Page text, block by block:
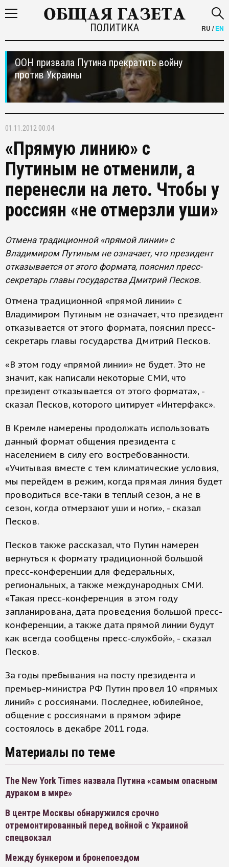
ПОЛИТИКА RU /EN
ООН призвала Путина прекратить войну
против Украины
01.11.2012 00:04
«Прямую линию» с
Путиным не отменили, а
перенесли на лето. Чтобы у
россиян «не отмерзли уши»
Отмена традиционной «прямой линии» с
Владимиром Путиным не означает, что президент
отказывается от этого формата, пояснил пресс-
секретарь главы государства Дмитрий Песков.
Отмена традиционной «прямой линии» с
Владимиром Путиным не означает, что президент
отказывается от этого формата, пояснил пресс-
секретарь главы государства Дмитрий Песков.
«В этом году «прямой линии» не будет. Это не
значит, как написали некоторые СМИ, что
президент отказывается от этого формата», -
сказал Песков, которого цитирует «Интерфакс».
В Кремле намерены продолжать использовать
данный формат общения президента с
населением в силу его востребованности.
«Учитывая вместе с тем климатические условия,
мы перейдем в режим, когда прямая линия будет
проводиться все-таки в теплый сезон, а не в
сезон, когда отмерзают уши и ноги», - сказал
Песков.
Песков также рассказал, что Путин намерен
вернуться к формату традиционной большой
пресс-конференции для федеральных,
региональных, а также международных СМИ.
«Такая пресс-конференция в этом году
запланирована, дата проведения большой пресс-
конференции, а также дата прямой линии будут
как всегда сообщены пресс-службой», - сказал
Песков.
За годы пребывания на посту президента и
премьер-министра РФ Путин провел 10 «прямых
линий» с россиянами. Последнее, юбилейное,
общение с россиянами в прямом эфире
состоялось в декабре 2011 года.
Материалы по теме
The New York Times назвала Путина «самым опасным
дураком в мире»
В центре Москвы обнаружился срочно
отремонтированный перед войной с Украиной
спецвокзал
Между бункером и бронепоездом